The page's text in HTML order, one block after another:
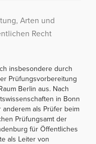
Arten und
Recht
insbesondere durch
Prüfungsvorbereitung
Berlin aus. Nach
in Bonn
als Prüfer beim
Prüfungsamt der
für Öffentliches
als Leiter von